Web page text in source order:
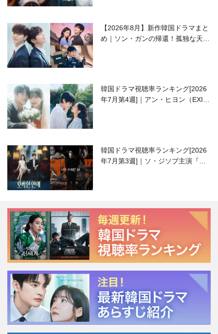
【2026年8月】新作韓国ドラマまと
め｜ソン・ガンの帰還！孤独な天才
韓国ドラマ視聴率ランキング[2026
年7月第4週]｜アン・ヒヨン（EXID
韓国ドラマ視聴率ランキング[2026
年7月第3週]｜ソ・ジソブ主演『エ